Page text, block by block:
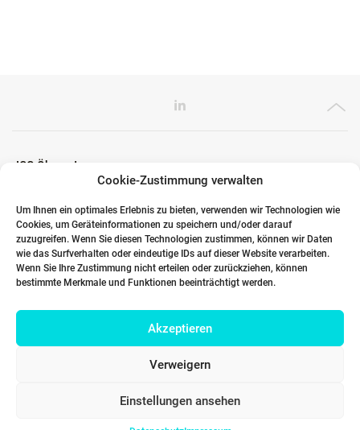
Cookie-Zustimmung verwalten
Um Ihnen ein optimales Erlebnis zu bieten, verwenden wir Technologien wie
Cookies, um Geräteinformationen zu speichern und/oder darauf
zuzugreifen. Wenn Sie diesen Technologien zustimmen, können wir Daten
wie das Surfverhalten oder eindeutige IDs auf dieser Website verarbeiten.
Wenn Sie Ihre Zustimmung nicht erteilen oder zurückziehen, können
bestimmte Merkmale und Funktionen beeinträchtigt werden.
Akzeptieren
Verweigern
Einstellungen ansehen
ICG Ökosystem
Globale Partner